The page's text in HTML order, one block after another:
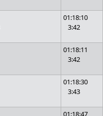
01:18:10
3:42
01:18:11
3:42
01:18:30
3:43
01:18:47